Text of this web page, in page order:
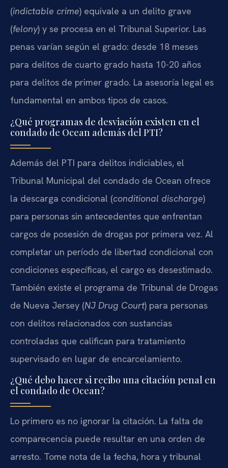
(indictable crime) equivale a un delito grave
(felony) y se procesa en el Tribunal Superior. Las
penas varían según el grado: desde 18 meses
para delitos de cuarto grado hasta 10-20 años
para delitos de primer grado. La asesoría legal es
fundamental en ambos tipos de casos.
¿Qué programas de desviación existen en el
condado de Ocean además del PTI?
Además del PTI para delitos indiciables, el
Tribunal Municipal del condado de Ocean ofrece
la descarga condicional (conditional discharge)
para personas sin antecedentes que enfrentan
cargos de posesión de drogas por primera vez. Al
completar un período de libertad condicional con
condiciones específicas, el cargo es desestimado.
También existe el programa de Tribunal de Drogas
de Nueva Jersey (NJ Drug Court) para personas
con delitos relacionados con sustancias
controladas que califican para tratamiento
supervisado en lugar de encarcelamiento.
¿Qué debo hacer si recibo una citación penal en
el condado de Ocean?
Lo primero es no ignorar la citación. La falta de
comparecencia puede resultar en una orden de
arresto. Tome nota de la fecha, hora y tribunal